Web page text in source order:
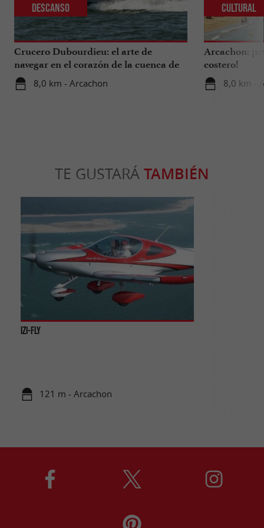
Crucero Dubourdieu: el arte de
navegar en el corazón de la cuenca de
Arcachon.
8,0 km - Arcachon
Descanso
Arcachon:
costero!
8,0 km -
Cultural
TE GUSTARÁ TAMBIÉN
IZI-FLY
121 m - Arcachon